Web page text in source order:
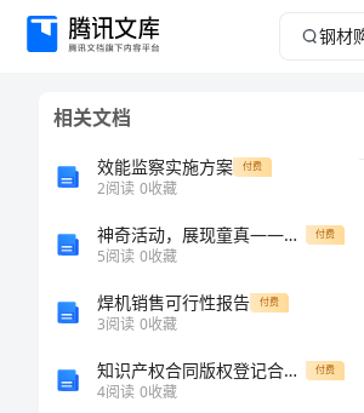
钢
相关文档
效能监察实施方案 付费
2阅读 0收藏
神奇活动，展现童真——黄酒飘香大班户外体育游戏互动教案 付费
5阅读 0收藏
焊机销售可行性报告 付费
3阅读 0收藏
知识产权合同版权登记合同许可协议 付费
4阅读 0收藏